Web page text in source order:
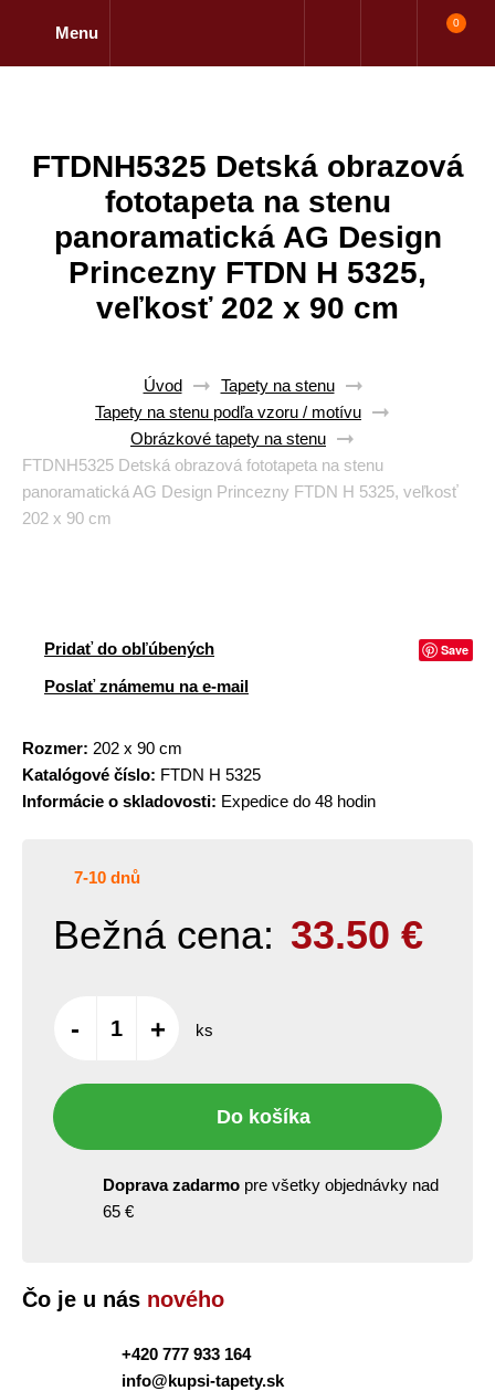
Menu
0
FTDNH5325 Detská obrazová
fototapeta na stenu
panoramatická AG Design
Princezny FTDN H 5325,
veľkosť 202 x 90 cm
Úvod
Tapety na stenu
Tapety na stenu podľa vzoru / motívu
Obrázkové tapety na stenu
FTDNH5325 Detská obrazová fototapeta na stenu
panoramatická AG Design Princezny FTDN H 5325, veľkosť
202 x 90 cm
Pridať do obľúbených Save
Poslať známemu na e-mail
Rozmer: 202 x 90 cm
Katalógové číslo: FTDN H 5325
Informácie o skladovosti: Expedice do 48 hodin
7-10 dnů
Bežná cena: 33.50 €
- + ks
Do košíka
Doprava zadarmo pre všetky objednávky nad
65 €
Čo je u nás nového
+420 777 933 164
info@kupsi-tapety.sk